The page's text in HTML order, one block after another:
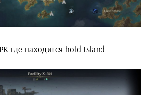
где находится hold Island